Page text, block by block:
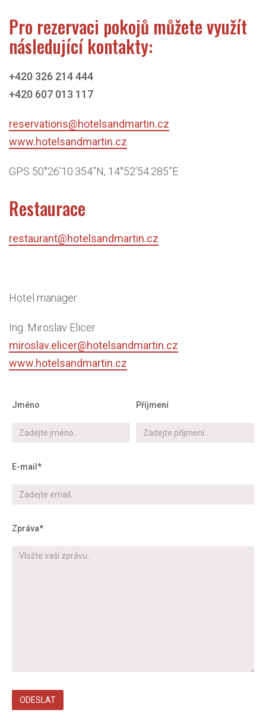
Pro rezervaci pokojů můžete využít
následující kontakty:
+420 326 214 444
+420 607 013 117
reservations@hotelsandmartin.cz
www.hotelsandmartin.cz
GPS 50°26’10.354”N, 14°52’54.285”E
Restaurace
restaurant@hotelsandmartin.cz
Hotel manager
Ing. Miroslav Elicer
miroslav.elicer@hotelsandmartin.cz
www.hotelsandmartin.cz
Jméno Příjmení
E-mail*
Zpráva*